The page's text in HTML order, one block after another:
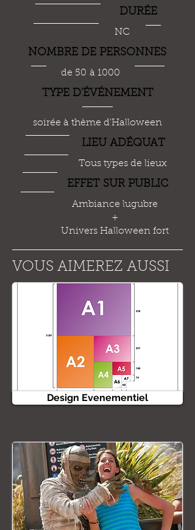
DURÉE
NC
NOMBRE DE PERSONNES
de 50 à 1000
TYPE D'ÉVÉNEMENT
soirée à thème d'Halloween
LIEU ADÉQUAT
Tous types de lieux
EFFET SUR PUBLIC
Ambiance lugubre
+
Univers Halloween fort
VOUS AIMEREZ AUSSI
Design Evenementiel